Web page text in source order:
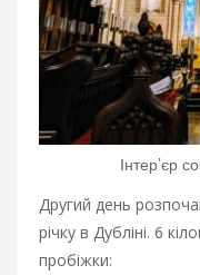
Інтер’єр
Другий день
річку в Дубліні. 6
пробіжки: